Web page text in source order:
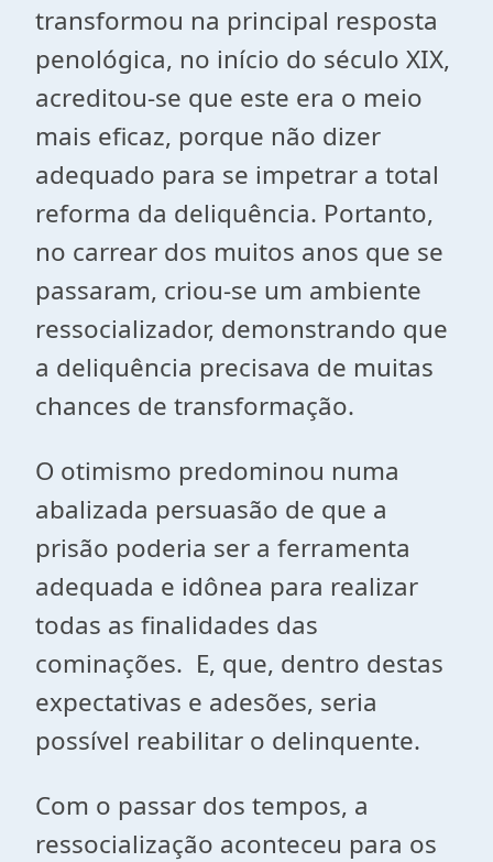
transformou na principal resposta
penológica, no início do século XIX,
acreditou-se que este era o meio
mais eficaz, porque não dizer
adequado para se impetrar a total
reforma da deliquência. Portanto,
no carrear dos muitos anos que se
passaram, criou-se um ambiente
ressocializador, demonstrando que
a deliquência precisava de muitas
chances de transformação.
O otimismo predominou numa
abalizada persuasão de que a
prisão poderia ser a ferramenta
adequada e idônea para realizar
todas as finalidades das
cominações. E, que, dentro destas
expectativas e adesões, seria
possível reabilitar o delinquente.
Com o passar dos tempos, a
ressocialização aconteceu para os